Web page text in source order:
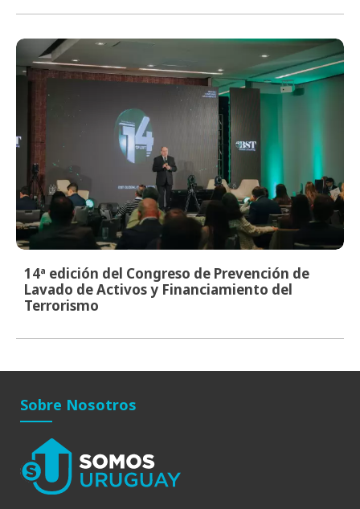
14ª edición del Congreso de Prevención de
Lavado de Activos y Financiamiento del
Terrorismo
Sobre Nosotros